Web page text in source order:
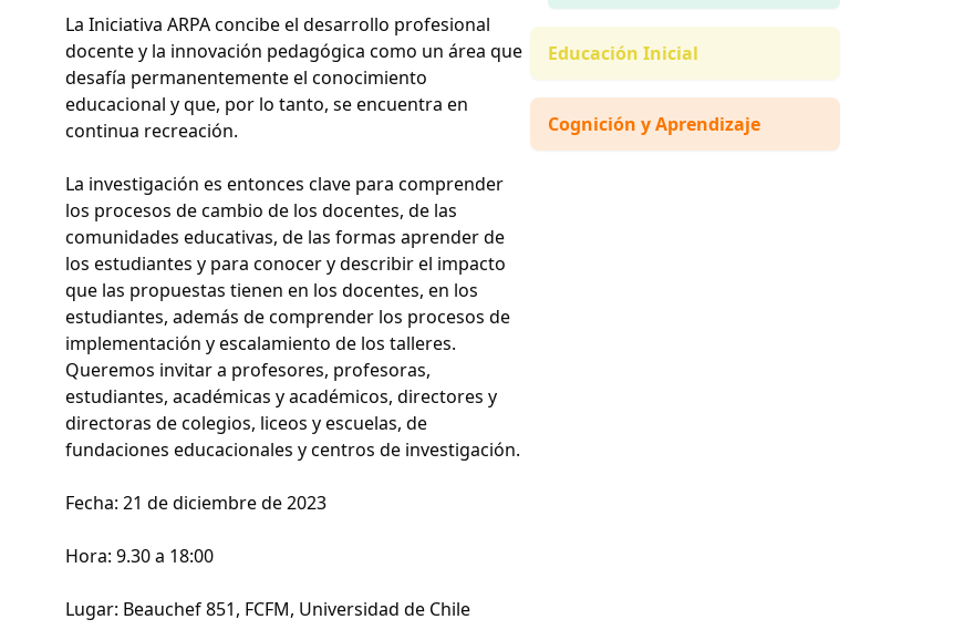
La Iniciativa ARPA concibe el desarrollo profesional
docente y la innovación pedagógica como un área que
desafía permanentemente el conocimiento
educacional y que, por lo tanto, se encuentra en
continua recreación.
La investigación es entonces clave para comprender
los procesos de cambio de los docentes, de las
comunidades educativas, de las formas aprender de
los estudiantes y para conocer y describir el impacto
que las propuestas tienen en los docentes, en los
estudiantes, además de comprender los procesos de
implementación y escalamiento de los talleres.
Queremos invitar a profesores, profesoras,
estudiantes, académicas y académicos, directores y
directoras de colegios, liceos y escuelas, de
fundaciones educacionales y centros de investigación.
Fecha: 21 de diciembre de 2023
Hora: 9.30 a 18:00
Lugar: Beauchef 851, FCFM, Universidad de Chile
Educación Inicial
Cognición y Aprendizaje